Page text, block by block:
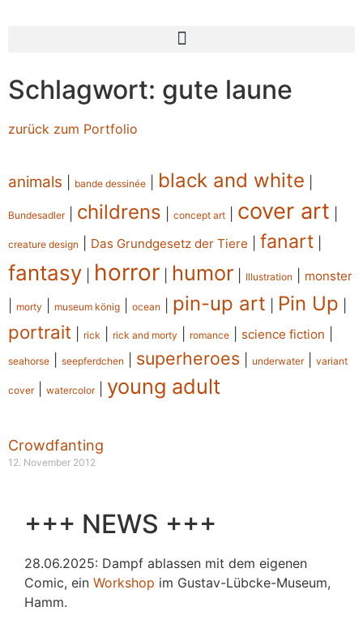
Schlagwort: gute laune
zurück zum Portfolio
animals bande dessinée black and white
Bundesadler| childrens concept art cover art
creature design Das Grundgesetz der Tiere fanart
fantasy horror humor Illustration monster
morty museum könig ocean pin-up art Pin Up
portrait rick rick and morty romance science fiction
seahorse seepferdchen superheroes underwater| variant
cover| watercolor| young adult
Crowdfanting
12. November 2012
+++ NEWS +++
28.06.2025: Dampf ablassen mit dem eigenen
Comic, ein Workshop im Gustav-Lübcke-Museum,
Hamm.